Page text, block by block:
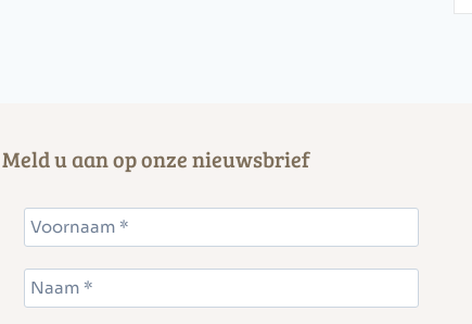
Meld u aan op onze nieuwsbrief